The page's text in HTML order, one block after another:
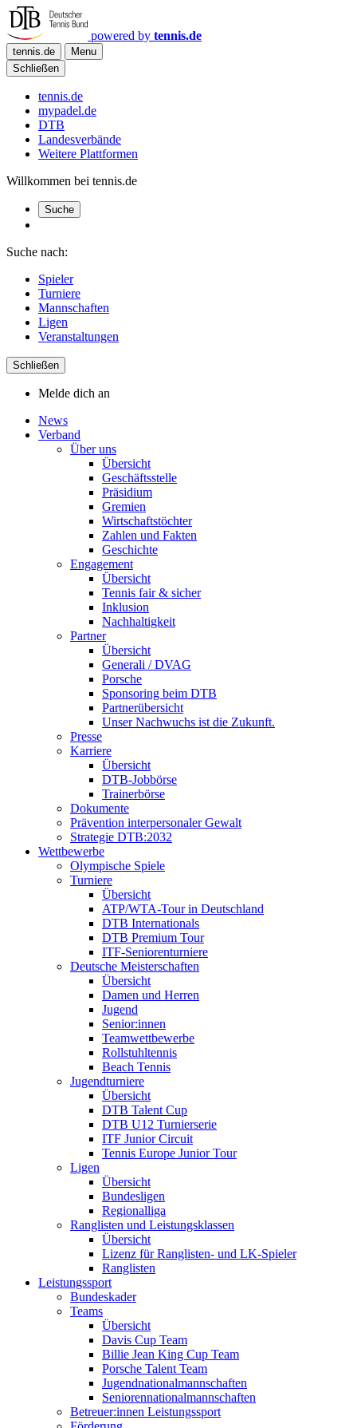
powered by tennis.de
tennis.de
Menu
Schließen
tennis.de
mypadel.de
DTB
Landesverbände
Weitere Plattformen
Willkommen bei tennis.de
Suche
Suche nach:
Spieler
Turniere
Mannschaften
Ligen
Veranstaltungen
Schließen
Melde dich an
News
Verband
Über uns
Übersicht
Geschäftsstelle
Präsidium
Gremien
Wirtschaftstöchter
Zahlen und Fakten
Geschichte
Engagement
Übersicht
Tennis fair & sicher
Inklusion
Nachhaltigkeit
Partner
Übersicht
Generali / DVAG
Porsche
Sponsoring beim DTB
Partnerübersicht
Unser Nachwuchs ist die Zukunft.
Presse
Karriere
Übersicht
DTB-Jobbörse
Trainerbörse
Dokumente
Prävention interpersonaler Gewalt
Strategie DTB:2032
Wettbewerbe
Olympische Spiele
Turniere
Übersicht
ATP/WTA-Tour in Deutschland
DTB Internationals
DTB Premium Tour
ITF-Seniorenturniere
Deutsche Meisterschaften
Übersicht
Damen und Herren
Jugend
Senior:innen
Teamwettbewerbe
Rollstuhltennis
Beach Tennis
Jugendturniere
Übersicht
DTB Talent Cup
DTB U12 Turnierserie
ITF Junior Circuit
Tennis Europe Junior Tour
Ligen
Übersicht
Bundesligen
Regionalliga
Ranglisten und Leistungsklassen
Übersicht
Lizenz für Ranglisten- und LK-Spieler
Ranglisten
Leistungssport
Bundeskader
Teams
Übersicht
Davis Cup Team
Billie Jean King Cup Team
Porsche Talent Team
Jugendnationalmannschaften
Seniorennationalmannschaften
Betreuer:innen Leistungssport